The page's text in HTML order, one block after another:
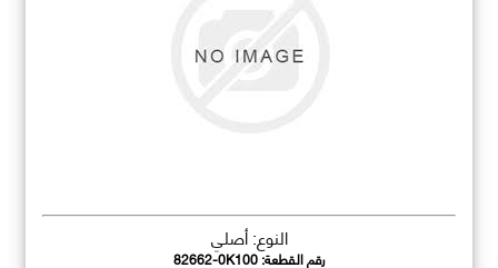
النوع: أصلي
رقم القطعة:82662-0K100